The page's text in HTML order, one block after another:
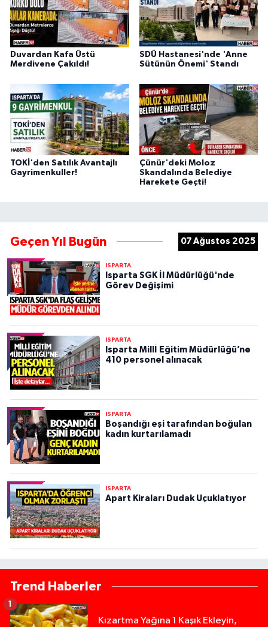
Duvardan Kafa Üstü
Merdivene Çakıldı!
SDÜ Hastanesi'nde 'Anne
Sütünün Önemi' Standı
TOKİ'den Satılık Avantajlı
Gayrimenkuller!
Çünür'deki Moloz
Skandalında Belediye
Harekete Geçti!
Geçen Yıl Bugün 07 Ağustos 2025
ISPARTA
Isparta SGK İl Müdürlüğü'nde
Görev Değişimi
ISPARTA
Isparta Millİ Eğitim Müdürlüğü’ne
410 personel alınacak
ISPARTA
Boşandığı eşi tarafından boğulan
kadın kurtarılamadı
ISPARTA
Apart Kiraları Dudak Uçuklatıyor
Trend Haberler
Kızartma Yağına 1 Kaşık Ekleyin,
1